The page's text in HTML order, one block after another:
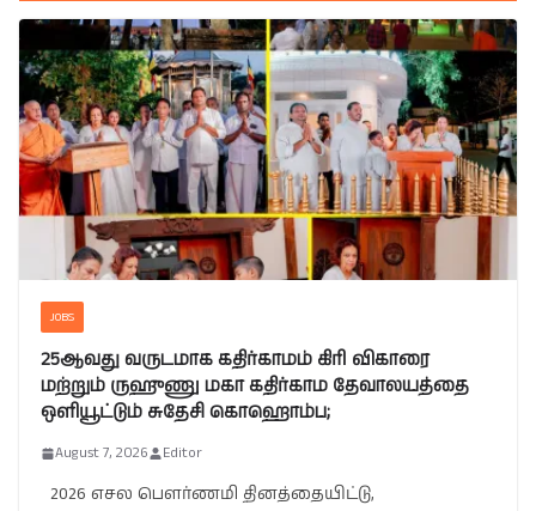
JOBS
25ஆவது வருடமாக கதிர்காமம் கிரி விகாரை
மற்றும் ருஹுணு மகா கதிர்காம தேவாலயத்தை
ஒளியூட்டும் சுதேசி கொஹொம்ப;
August 7, 2026 Editor
2026 எசல பௌர்ணமி தினத்தையிட்டு,